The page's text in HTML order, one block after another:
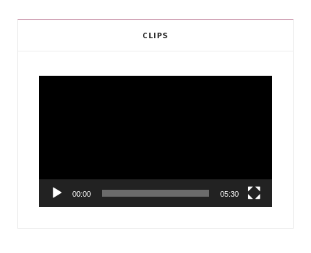
CLIPS
00:00 05:30